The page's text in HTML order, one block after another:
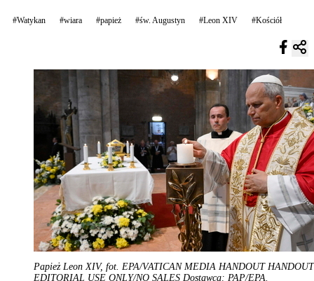
#Watykan #wiara #papież #św. Augustyn #Leon XIV #Kościół
Papież Leon XIV, fot. EPA/VATICAN MEDIA HANDOUT HANDOUT
EDITORIAL USE ONLY/NO SALES Dostawca: PAP/EPA.